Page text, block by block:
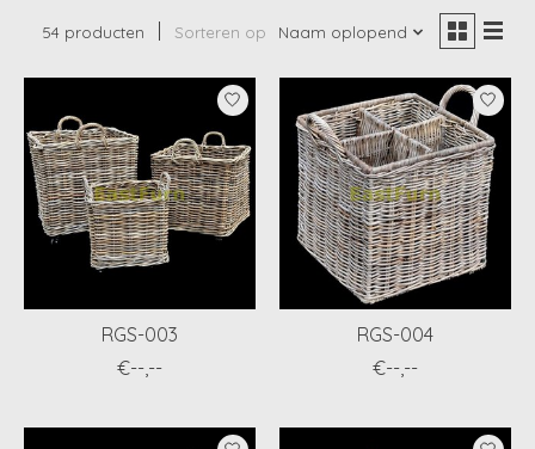
54 producten Sorteren op Naam oplopend
RGS-003
€--,--
RGS-004
€--,--